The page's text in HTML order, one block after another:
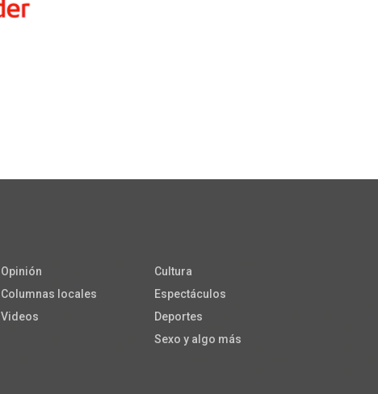
Opinión
Columnas locales
Videos
Cultura
Espectáculos
Deportes
Sexo y algo más